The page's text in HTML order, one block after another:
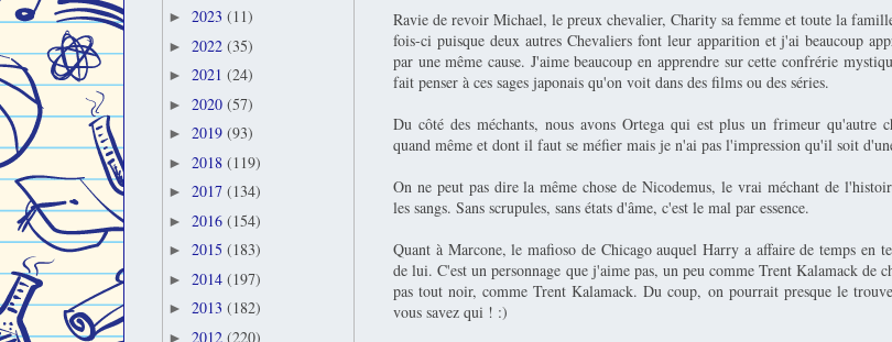
Ravie de revoir Michael, le preux chevalier, Charity sa femme et toute la
fois-ci puisque deux autres Chevaliers font leur apparition et j'ai beaucoup
par une même cause. J'aime beaucoup en apprendre sur cette confrérie
fait penser à ces sages japonais qu'on voit dans des films ou des séries.
Du côté des méchants, nous avons Ortega qui est plus un frimeur qu'autre
quand même et dont il faut se méfier mais je n'ai pas l'impression qu'il soit
On ne peut pas dire la même chose de Nicodemus, le vrai méchant de
les sangs. Sans scrupules, sans états d'âme, c'est le mal par essence.
Quant à Marcone, le mafioso de Chicago auquel Harry a affaire de temps en
de lui. C'est un personnage que j'aime pas, un peu comme Trent Kalamack de
pas tout noir, comme Trent Kalamack. Du coup, on pourrait presque le
vous savez qui ! :)
► 2023 (11)
► 2022 (35)
► 2021 (24)
► 2020 (57)
► 2019 (93)
► 2018 (119)
► 2017 (134)
► 2016 (154)
► 2015 (183)
► 2014 (197)
► 2013 (182)
► 2012 (220)